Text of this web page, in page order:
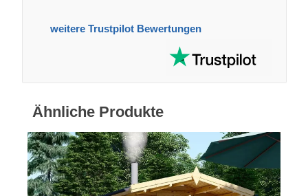
weitere Trustpilot Bewertungen
Ähnliche Produkte